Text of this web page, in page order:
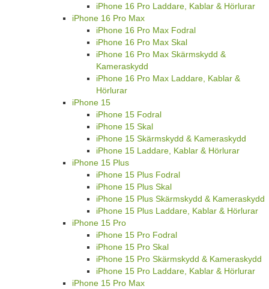
iPhone 16 Pro Laddare, Kablar & Hörlurar
iPhone 16 Pro Max
iPhone 16 Pro Max Fodral
iPhone 16 Pro Max Skal
iPhone 16 Pro Max Skärmskydd &
Kameraskydd
iPhone 16 Pro Max Laddare, Kablar &
Hörlurar
iPhone 15
iPhone 15 Fodral
iPhone 15 Skal
iPhone 15 Skärmskydd & Kameraskydd
iPhone 15 Laddare, Kablar & Hörlurar
iPhone 15 Plus
iPhone 15 Plus Fodral
iPhone 15 Plus Skal
iPhone 15 Plus Skärmskydd & Kameraskydd
iPhone 15 Plus Laddare, Kablar & Hörlurar
iPhone 15 Pro
iPhone 15 Pro Fodral
iPhone 15 Pro Skal
iPhone 15 Pro Skärmskydd & Kameraskydd
iPhone 15 Pro Laddare, Kablar & Hörlurar
iPhone 15 Pro Max